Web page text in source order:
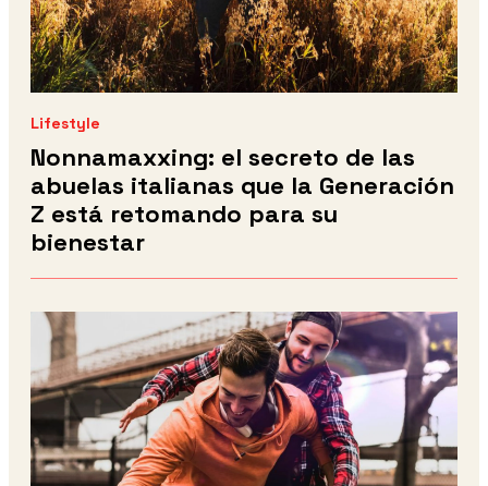
Lifestyle
Nonnamaxxing: el secreto de las
abuelas italianas que la Generación
Z está retomando para su
bienestar